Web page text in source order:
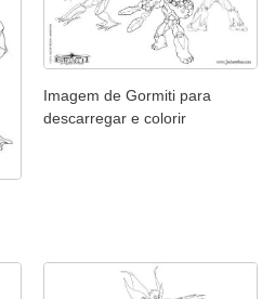
Imagem de Gormiti para
descarregar e colorir